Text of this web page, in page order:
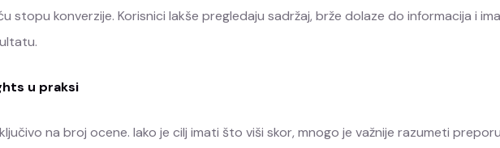
stopu konverzije. Korisnici lakše pregledaju sadržaj, brže dolaze do informacija i
u praksi
na broj ocene. Iako je cilj imati što viši skor, mnogo je važnije razumeti